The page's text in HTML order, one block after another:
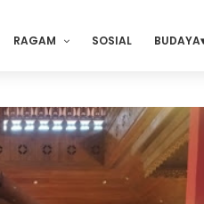
RAGAM SOSIAL BUDAYA